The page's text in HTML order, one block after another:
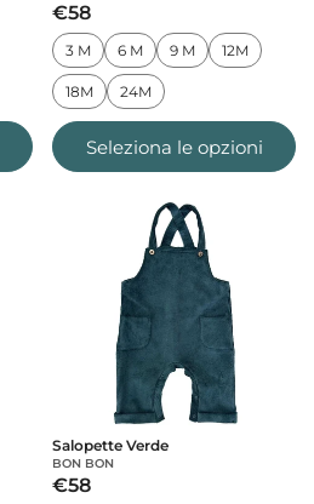
€58
3 M 6 M 9 M 12M
18M 24M
Seleziona le opzioni
Salopette Verde
BON BON
€58